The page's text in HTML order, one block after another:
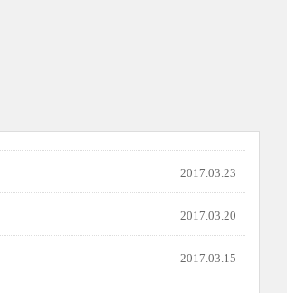
2017.03.23
2017.03.20
2017.03.15